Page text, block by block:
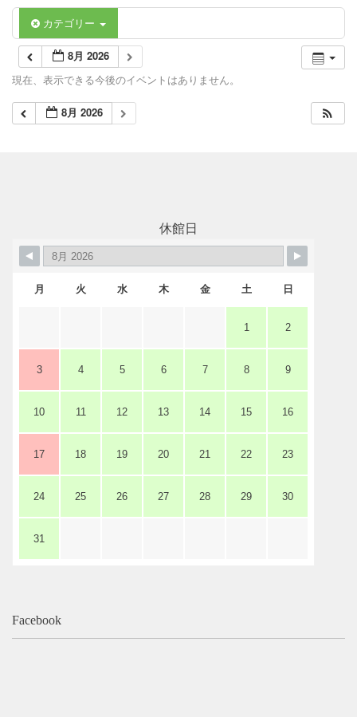
レストラン・カフェ
各施設の設備詳細・資料
アクセス
よくあるご質問
カテゴリー
8月 2026
現在、表示できる今後のイベントはありません。
8月 2026
休館日
月 火 水 木 金 土 日
1 2
3 4 5 6 7 8 9
10 11 12 13 14 15 16
17 18 19 20 21 22 23
24 25 26 27 28 29 30
31
Facebook